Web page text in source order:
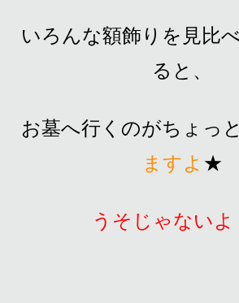
いろんな額飾りを見比
ると、
お墓へ行くのがちょっと
ますよ ★
うそじゃないよ